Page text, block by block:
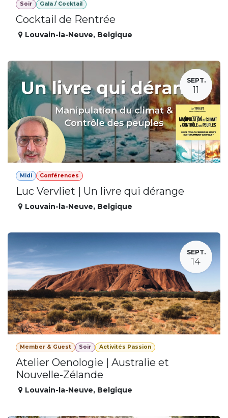
Soir Gala / Cocktail
Cocktail de Rentrée
Louvain-la-Neuve, Belgique
SEPT.
11
Midi Conférences
Luc Vervliet | Un livre qui dérange
Louvain-la-Neuve, Belgique
SEPT.
14
Member & Guest Soir Activités Passion
Atelier Oenologie | Australie et
Nouvelle-Zélande
Louvain-la-Neuve, Belgique